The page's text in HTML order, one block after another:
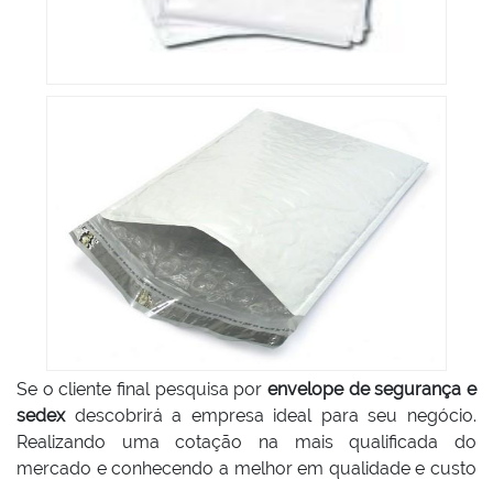
Se o cliente final pesquisa por envelope de segurança e
sedexdescobrirá a empresa ideal para seu negócio.
Realizando uma cotação na mais qualificada do
mercado e conhecendo a melhor em qualidade e custo